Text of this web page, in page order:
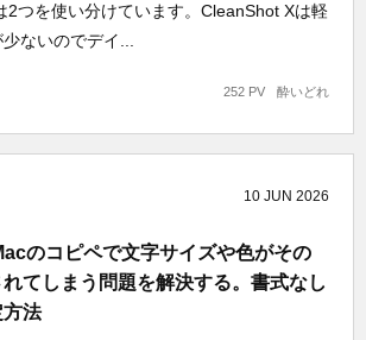
2つを使い分けています。CleanShot Xは軽
ないのでデイ...
酔いどれ
252 PV
10 JUN 2026
のコピペで文字サイズや色がその
てしまう問題を解決する。書式なし
法